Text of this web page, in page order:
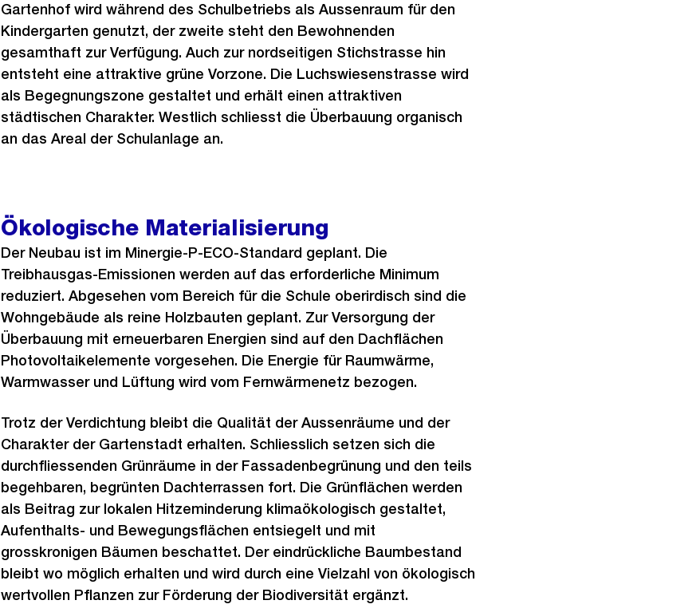
Gartenhof wird während des Schulbetriebs als Aussenraum für den
Kindergarten genutzt, der zweite steht den Bewohnenden
gesamthaft zur Verfügung. Auch zur nordseitigen Stichstrasse hin
entsteht eine attraktive grüne Vorzone. Die Luchswiesenstrasse wird
als Begegnungszone gestaltet und erhält einen attraktiven
städtischen Charakter. Westlich schliesst die Überbauung organisch
an das Areal der Schulanlage an.
Ökologische Materialisierung
Der Neubau ist im Minergie-P-ECO-Standard geplant. Die
Treibhausgas-Emissionen werden auf das erforderliche Minimum
reduziert. Abgesehen vom Bereich für die Schule oberirdisch sind die
Wohngebäude als reine Holzbauten geplant. Zur Versorgung der
Überbauung mit erneuerbaren Energien sind auf den Dachflächen
Photovoltaikelemente vorgesehen. Die Energie für Raumwärme,
Warmwasser und Lüftung wird vom Fernwärmenetz bezogen.
Trotz der Verdichtung bleibt die Qualität der Aussenräume und der
Charakter der Gartenstadt erhalten. Schliesslich setzen sich die
durchfliessenden Grünräume in der Fassadenbegrünung und den teils
begehbaren, begrünten Dachterrassen fort. Die Grünflächen werden
als Beitrag zur lokalen Hitzeminderung klimaökologisch gestaltet,
Aufenthalts- und Bewegungsflächen entsiegelt und mit
grosskronigen Bäumen beschattet. Der eindrückliche Baumbestand
bleibt wo möglich erhalten und wird durch eine Vielzahl von ökologisch
wertvollen Pflanzen zur Förderung der Biodiversität ergänzt.